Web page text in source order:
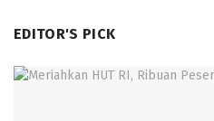
EDITOR'S PICK